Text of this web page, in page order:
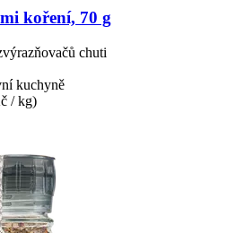
koření, 70 g
chuti
kuchyně
/ kg)